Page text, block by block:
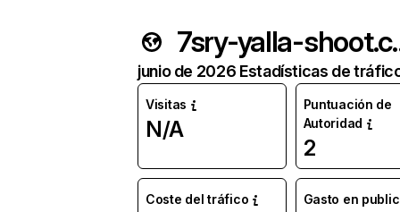
junio de 2026 Estadísticas de
Visitas
N/A
Puntuación de
Autoridad
2
Coste del tráfico Gasto en